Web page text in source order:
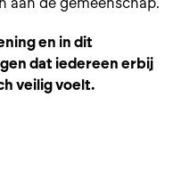
en in dit
dat iedereen erbij
veilig voelt.